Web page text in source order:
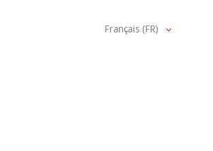
Français (FR)